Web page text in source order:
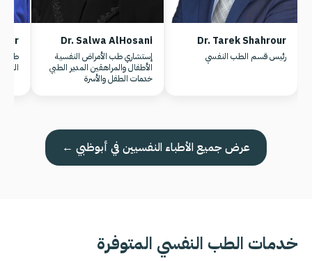
Dr. Tarek Shahrour
رئيس قسم الطب النفسي
Dr. Salwa AlHosani
إستشاري طب الأمراض النفسية
الأطفال والمراهقين المدير الطبي
خدمات الطفل والأسرة
عرض جميع الأطباء النفسيين في أبوظبي ←
خدمات الطب النفسي المتوفرة